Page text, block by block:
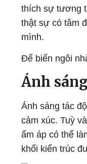
thích sự tương
thật sự có tâm
mình.
Để biến ngôi
Ánh
Ánh sáng tác
cảm xúc. Tuỳ
ấm áp có thể
khối kiến trúc